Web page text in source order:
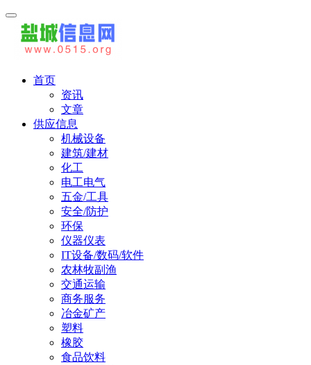
首页
资讯
文章
供应信息
机械设备
建筑/建材
化工
电工电气
五金/工具
安全/防护
环保
仪器仪表
IT设备/数码/软件
农林牧副渔
交通运输
商务服务
冶金矿产
塑料
橡胶
食品饮料